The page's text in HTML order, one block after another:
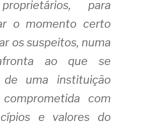
para
o momento certo
os suspeitos, numa
ao que se
de uma instituição
comprometida com
e valores do